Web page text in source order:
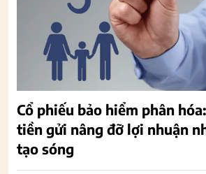
Cổ phiếu bảo hiểm phân
tiền gửi nâng đỡ lợi nhuận
tạo sóng